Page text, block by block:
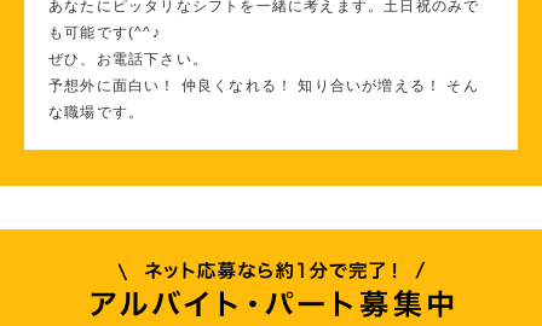
あなたにピッタリなシフトを一緒に考えます。土日祝のみで
も可能です(^^♪
ぜひ、お電話下さい。
予想外に面白い！ 仲良くなれる！ 知り合いが増える！ そん
な職場です。